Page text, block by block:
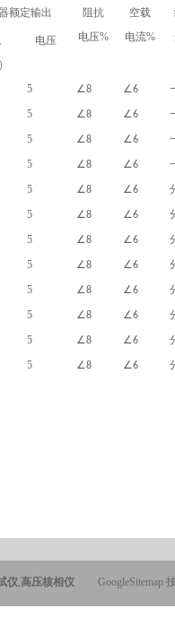
额定输出
阻抗
电压%
空载
电流%
电压
5 ∠8 ∠6
5 ∠8 ∠6
5 ∠8 ∠6
5 ∠8 ∠6
5 ∠8 ∠6
5 ∠8 ∠6
5 ∠8 ∠6
5 ∠8 ∠6
5 ∠8 ∠6
5 ∠8 ∠6
5 ∠8 ∠6
5 ∠8 ∠6
仪,高压核相仪 GoogleSitemap